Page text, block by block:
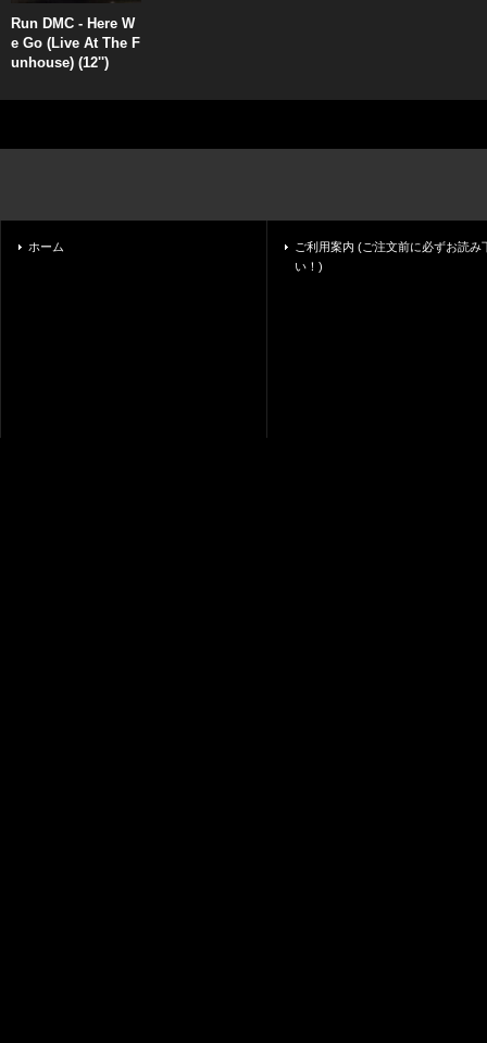
Run DMC - Here W
e Go (Live At The F
unhouse) (12'')
ホーム
ご利用案内 (ご注文前に必ずお読み
い！)